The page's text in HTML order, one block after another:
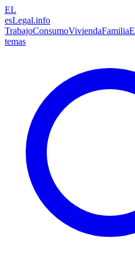
EL
esLegal.info
TrabajoConsumoViviendaFamilia
temas